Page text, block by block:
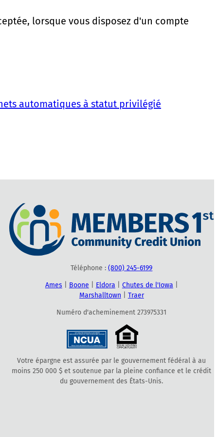
lorsque vous disposez d'un compte
automatiques à statut privilégié
Téléphone :(800) 245-6199
Ames Boone Eldora Chutes de l'Iowa
Marshalltown
Traer
Numéro d'acheminement 273975331
Votre épargne est assurée par le gouvernement fédéral à au
moins 250 000 $ et soutenue par la pleine confiance et le crédit
du gouvernement des États-Unis.